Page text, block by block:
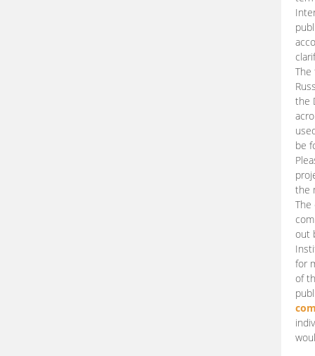
The
the
be
the
The
out
for
of